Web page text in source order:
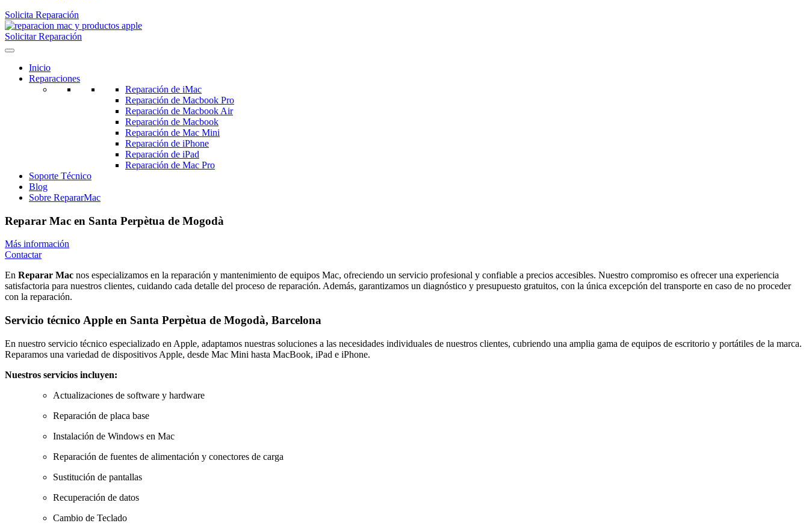
Solicita Reparación
Solicitar Reparación
Inicio
Reparaciones
Reparación de iMac
Reparación de Macbook Pro
Reparación de Macbook Air
Reparación de Macbook
Reparación de Mac Mini
Reparación de iPhone
Reparación de iPad
Reparación de Mac Pro
Soporte Técnico
Blog
Sobre RepararMac
Reparar Mac en Santa Perpètua de Mogodà
Más información
Contactar
En Reparar Mac nos especializamos en la reparación y mantenimiento de equipos Mac, ofreciendo un servicio profesional y confiable a precios accesibles. Nuestro compromiso es ofrecer una experiencia
satisfactoria para nuestros clientes, cuidando cada detalle del proceso de reparación. Además, garantizamos un diagnóstico y presupuesto gratuitos, con la única excepción del transporte en caso de no proceder
con la reparación.
Servicio técnico Apple en Santa Perpètua de Mogodà, Barcelona
En nuestro servicio técnico especializado en Apple, adaptamos nuestras soluciones a las necesidades individuales de nuestros clientes, cubriendo una amplia gama de equipos de escritorio y portátiles de la marca.
Reparamos una variedad de dispositivos Apple, desde Mac Mini hasta MacBook, iPad e iPhone.
Nuestros servicios incluyen:
Actualizaciones de software y hardware
Reparación de placa base
Instalación de Windows en Mac
Reparación de fuentes de alimentación y conectores de carga
Sustitución de pantallas
Recuperación de datos
Cambio de Teclado